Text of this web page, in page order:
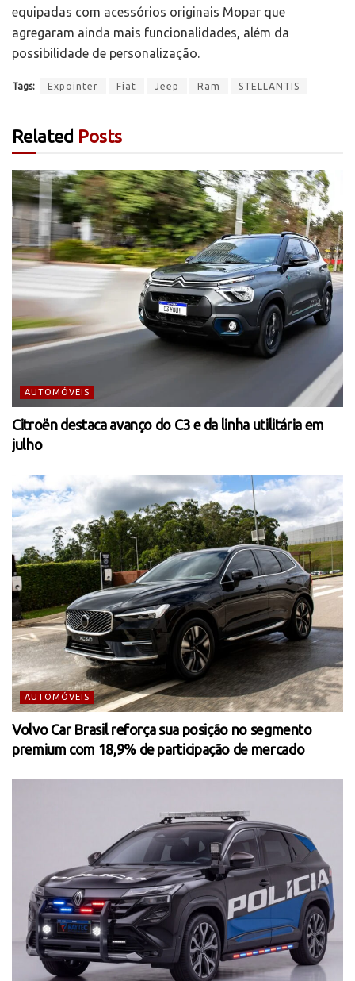
equipadas com acessórios originais Mopar que
agregaram ainda mais funcionalidades, além da
possibilidade de personalização.
Tags: Expointer Fiat Jeep Ram STELLANTIS
Related Posts
AUTOMÓVEIS
Citroën destaca avanço do C3 e da linha utilitária em
julho
AUTOMÓVEIS
Volvo Car Brasil reforça sua posição no segmento
premium com 18,9% de participação de mercado